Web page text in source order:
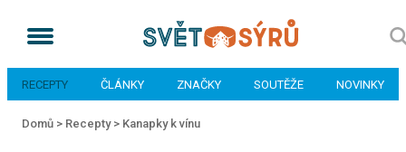
RECEPTY ČLÁNKY ZNAČKY SOUTĚŽE NOVINKY
Domů > Recepty > Kanapky k vínu